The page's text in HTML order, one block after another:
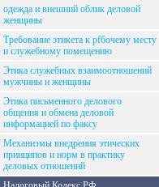
одежда и внешний облик деловой
женщины
Требование этикета к рfбочему месту
и служебному помещению
Этика служебных взаимоотношений
мужчины и женщины
Этика письменного делового
общения и обмена деловой
информацией по факсу
Механизмы внедрения этических
принципов и норм в практику
деловых отношений